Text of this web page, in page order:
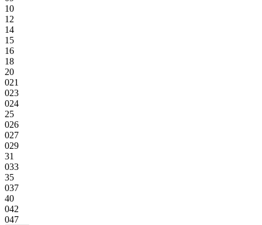
10
12
14
15
16
18
20
021
023
024
25
026
027
029
31
033
35
037
40
042
047